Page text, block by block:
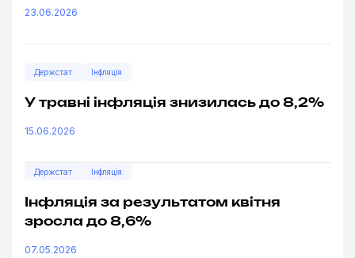
23.06.2026
Держстат Інфляція
У травні інфляція знизилась до 8,2%
15.06.2026
Держстат Інфляція
Інфляція за результатом квітня
зросла до 8,6%
07.05.2026